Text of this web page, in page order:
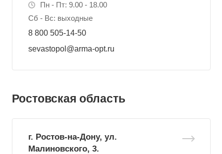
Пн - Пт: 9.00 - 18.00
Сб - Вс: выходные
8 800 505-14-50
sevastopol@arma-opt.ru
Ростовская область
г. Ростов-на-Дону, ул.
Малиновского, 3.